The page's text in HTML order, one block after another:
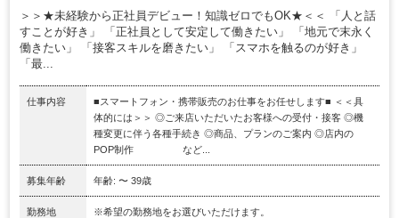
＞＞★未経験から正社員デビュー！知識ゼロでもOK★＜＜ 「人と話
すことが好き」 「正社員として安定して働きたい」 「地元で末永く
働きたい」 「接客スキルを磨きたい」 「スマホを触るのが好き」
「最...
仕事内容
■スマートフォン・携帯販売のお仕事をお任せします■ ＜＜具
体的には＞＞ ◎ご来店いただいたお客様への受付・接客 ◎機
種変更に伴う各種手続き ◎商品、プランのご案内 ◎店内の
POP制作 など...
募集年齢 年齢: 〜 39歳
勤務地 ※希望の勤務地をお選びいただけます。